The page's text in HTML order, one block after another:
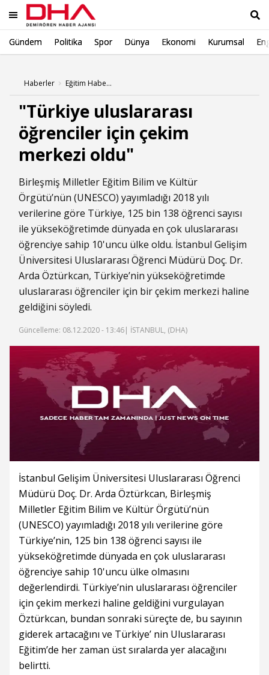
Gündem Politika Spor Dünya Ekonomi Kurumsal
Haberler Eğitim Haberleri
"Türkiye uluslararası
öğrenciler için çekim
merkezi oldu"
Birleşmiş Milletler Eğitim Bilim ve Kültür
Örgütü’nün (UNESCO) yayımladığı 2018 yılı
verilerine göre Türkiye, 125 bin 138 öğrenci sayısı
ile yükseköğretimde dünyada en çok uluslararası
öğrenciye sahip 10'uncu ülke oldu. İstanbul Gelişim
Üniversitesi Uluslararası Öğrenci Müdürü Doç. Dr.
Arda Öztürkcan, Türkiye’nin yükseköğretimde
uluslararası öğrenciler için bir çekim merkezi haline
geldiğini söyledi.
Güncelleme: 08.12.2020 - 13:46| İSTANBUL, (DHA)
İstanbul Gelişim Üniversitesi Uluslararası Öğrenci
Müdürü Doç. Dr. Arda Öztürkcan, Birleşmiş
Milletler Eğitim Bilim ve Kültür Örgütü’nün
(UNESCO) yayımladığı 2018 yılı verilerine göre
Türkiye’nin, 125 bin 138 öğrenci sayısı ile
yükseköğretimde dünyada en çok uluslararası
öğrenciye sahip 10'uncu ülke olmasını
değerlendirdi. Türkiye’nin uluslararası öğrenciler
için çekim merkezi haline geldiğini vurgulayan
Öztürkcan, bundan sonraki süreçte de, bu sayının
giderek artacağını ve Türkiye’ nin Uluslararası
Eğitim’de her zaman üst sıralarda yer alacağını
belirtti.